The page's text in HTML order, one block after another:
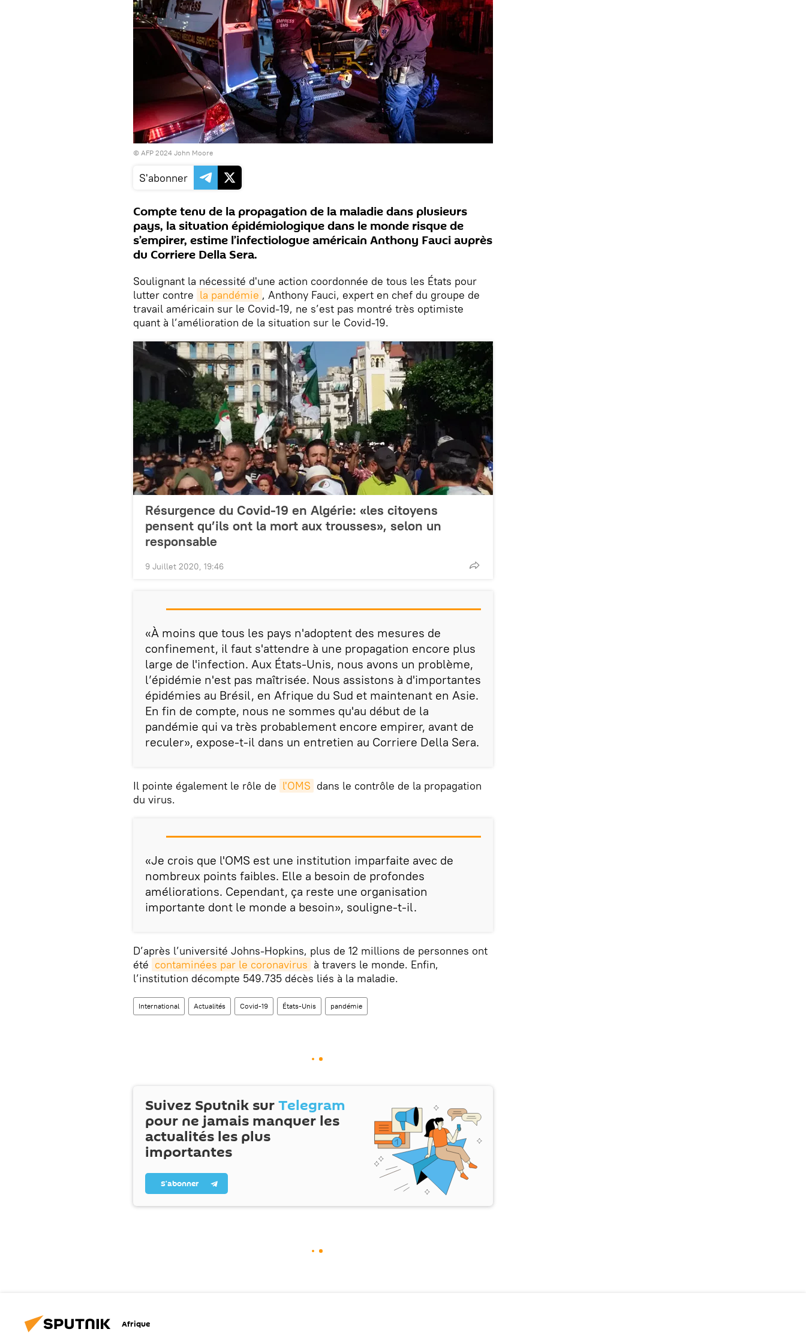
© AFP 2024 John Moore
S'abonner
Compte tenu de la propagation de la maladie dans plusieurs
pays, la situation épidémiologique dans le monde risque de
s’empirer, estime l’infectiologue américain Anthony Fauci auprès
du Corriere Della Sera.
Soulignant la nécessité d'une action coordonnée de tous les États pour
lutter contre la pandémie , Anthony Fauci, expert en chef du groupe de
travail américain sur le Covid-19, ne s’est pas montré très optimiste
quant à l’amélioration de la situation sur le Covid-19.
Résurgence du Covid-19 en Algérie: «les citoyens
pensent qu’ils ont la mort aux trousses», selon un
responsable
9 Juillet 2020, 19:46
«À moins que tous les pays n'adoptent des mesures de
confinement, il faut s'attendre à une propagation encore plus
large de l'infection. Aux États-Unis, nous avons un problème,
l’épidémie n'est pas maîtrisée. Nous assistons à d'importantes
épidémies au Brésil, en Afrique du Sud et maintenant en Asie.
En fin de compte, nous ne sommes qu'au début de la
pandémie qui va très probablement encore empirer, avant de
reculer», expose-t-il dans un entretien au Corriere Della Sera.
Il pointe également le rôle de l'OMS dans le contrôle de la propagation
du virus.
«Je crois que l'OMS est une institution imparfaite avec de
nombreux points faibles. Elle a besoin de profondes
améliorations. Cependant, ça reste une organisation
importante dont le monde a besoin», souligne-t-il.
D’après l’université Johns-Hopkins, plus de 12 millions de personnes ont
été contaminées par le coronavirus à travers le monde. Enfin,
l’institution décompte 549.735 décès liés à la maladie.
International Actualités Covid-19 États-Unis pandémie
Suivez Sputnik surTelegram
pour ne jamais manquer les
actualités les plus
importantes
S’abonner
Afrique